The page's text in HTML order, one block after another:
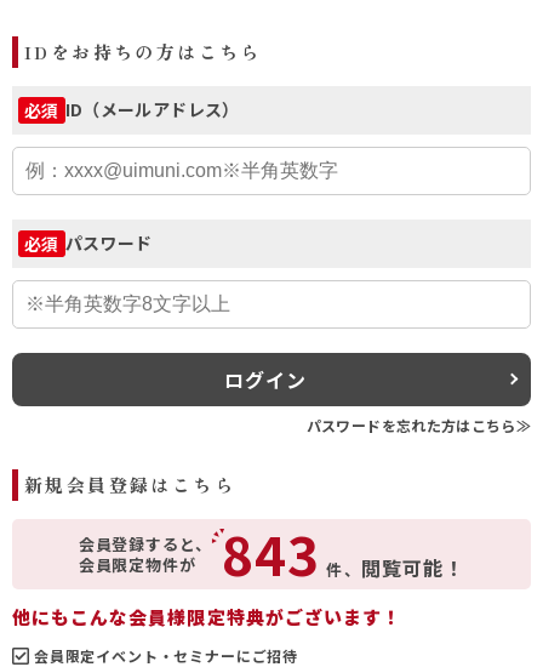
IDをお持ちの方はこちら
必須 ID（メールアドレス）
必須 パスワード
ログイン
パスワードを忘れた方はこちら≫
新規会員登録はこちら
会員登録すると、
会員限定物件が
843 件、 閲覧可能！
他にもこんな会員様限定特典がございます！
会員限定イベント・セミナーにご招待